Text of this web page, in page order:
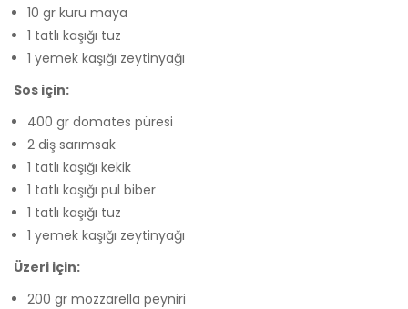
10 gr kuru maya
1 tatlı kaşığı tuz
1 yemek kaşığı zeytinyağı
Sos için:
400 gr domates püresi
2 diş sarımsak
1 tatlı kaşığı kekik
1 tatlı kaşığı pul biber
1 tatlı kaşığı tuz
1 yemek kaşığı zeytinyağı
Üzeri için:
200 gr mozzarella peyniri